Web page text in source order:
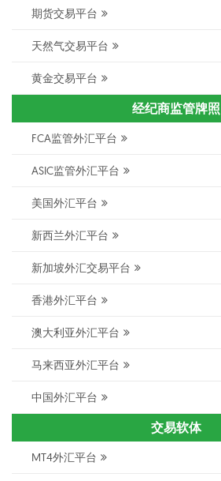
期货交易平台
天然气交易平台
黄金交易平台
经纪商监管牌照
FCA监管外汇平台
ASIC监管外汇平台
美国外汇平台
新西兰外汇平台
新加坡外汇交易平台
香港外汇平台
澳大利亚外汇平台
马来西亚外汇平台
中国外汇平台
交易软体
MT4外汇平台